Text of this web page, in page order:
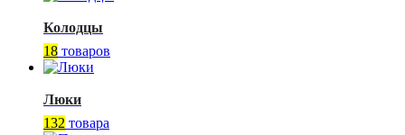
Колодцы
18 товаров
Люки
132 товара